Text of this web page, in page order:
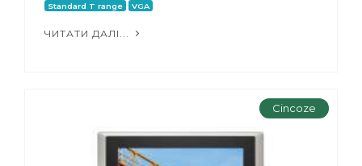
Standard T range VGA
ЧИТАТИ ДАЛІ...
Cincoze